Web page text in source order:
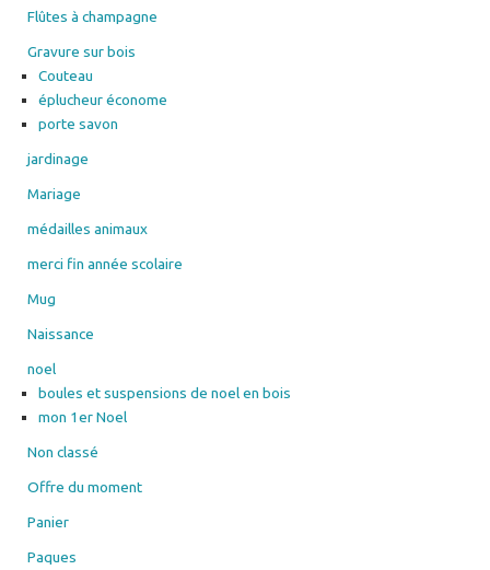
Flûtes à champagne
Gravure sur bois
Couteau
éplucheur économe
porte savon
jardinage
Mariage
médailles animaux
merci fin année scolaire
Mug
Naissance
noel
boules et suspensions de noel en bois
mon 1er Noel
Non classé
Offre du moment
Panier
Paques